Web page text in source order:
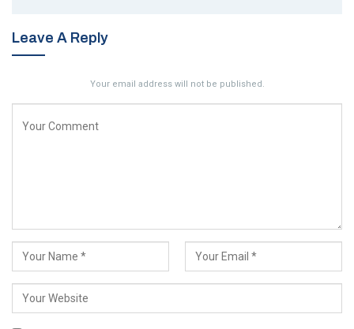
Leave A Reply
Your email address will not be published.